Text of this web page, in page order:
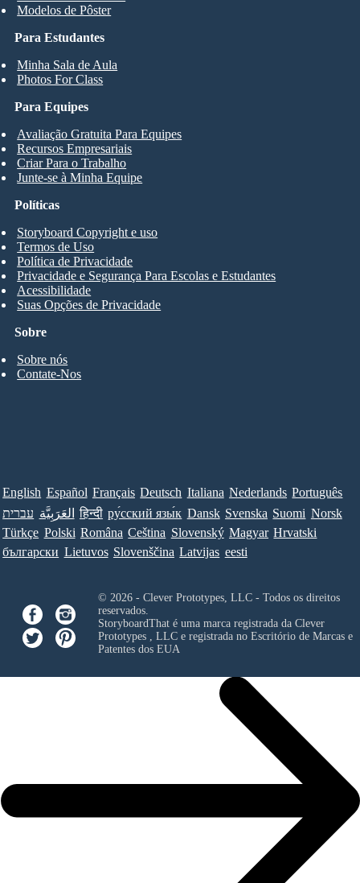
Para Estudantes
Minha Sala de Aula
Photos For Class
Modelos de Pôster
Para Equipes
Avaliação Gratuita Para Equipes
Recursos Empresariais
Criar Para o Trabalho
Junte-se à Minha Equipe
Sobre
Sobre nós
Contate-Nos
Políticas
Storyboard Copyright e uso
Termos de Uso
Política de Privacidade
Privacidade e Segurança Para Escolas e Estudantes
Acessibilidade
Suas Opções de Privacidade
English Español Français Deutsch Italiana Nederlands Português
עברית العَرَبِيَّة हिन्दी ру́сский язы́к Dansk Svenska Suomi Norsk
Türkçe Polski Româna Ceština Slovenský Magyar Hrvatski
български Lietuvos Slovenščina Latvijas eesti
© 2026 - Clever Prototypes, LLC - Todos os direitos
reservados.
StoryboardThat é uma marca registrada da Clever
Prototypes , LLCe registrada no Escritório de Marcas e
Patentes dos EUA